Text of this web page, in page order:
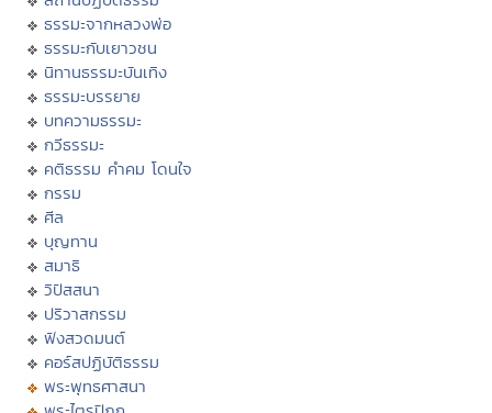
ธรรมะจากหลวงพ่อ
ธรรมะกับเยาวชน
นิทานธรรมะบันเทิง
ธรรมะบรรยาย
บทความธรรมะ
กวีธรรมะ
คติธรรม คำคม โดนใจ
กรรม
ศีล
บุญทาน
สมาธิ
วิปัสสนา
ปริวาสกรรม
ฟังสวดมนต์
คอร์สปฏิบัติธรรม
พระพุทธศาสนา